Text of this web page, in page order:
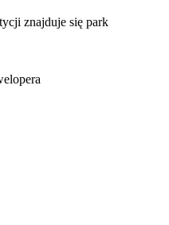
znajduje się park